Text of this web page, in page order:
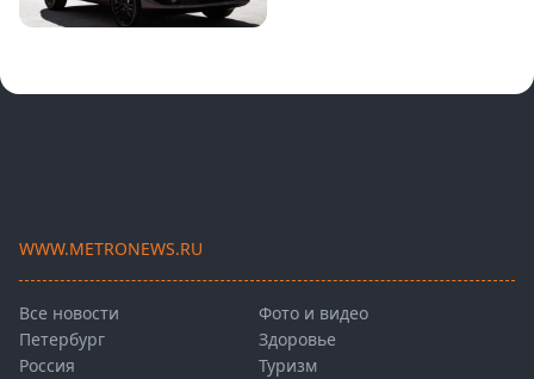
WWW.METRONEWS.RU
Все новости
Петербург
Россия
Фото и видео
Здоровье
Туризм